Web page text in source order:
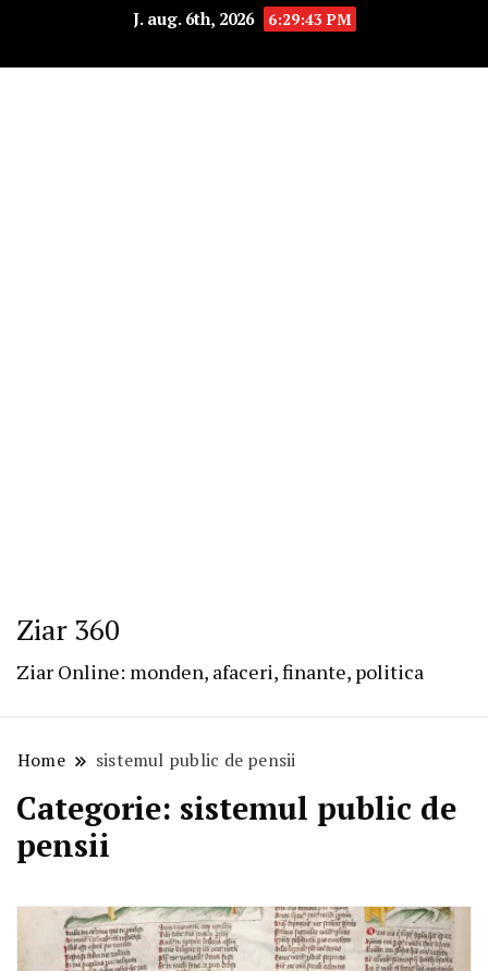
J. aug. 6th, 2026 6:29:43 PM
Ziar 360
Ziar Online: monden, afaceri, finante, politica
Home sistemul public de pensii
Categorie: sistemul public de
pensii